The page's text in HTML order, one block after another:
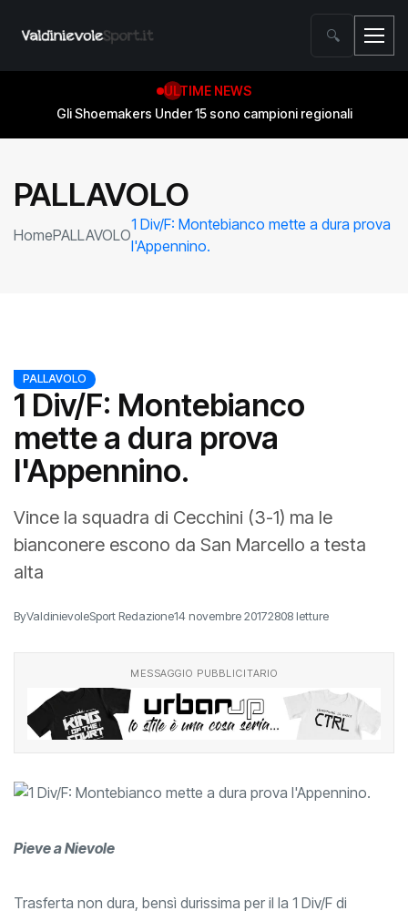
🔍
ULTIME NEWS
Gli Shoemakers Under 15 sono campioni regionali
PALLAVOLO
1 Div/F: Montebianco mette a dura prova
PALLAVOLO
1 Div/F: Montebianco
mette a dura prova
l'Appennino.
Vince la squadra di Cecchini (3-1) ma le
bianconere escono da San Marcello a testa
MESSAGGIO PUBBLICITARIO